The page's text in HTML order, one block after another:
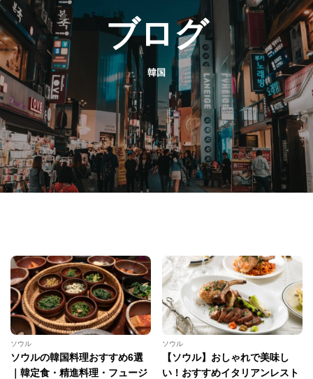
ブログ
韓国
ソウル
ソウルの韓国料理おすすめ6選
｜韓定食・精進料理・フュージ
ソウル
【ソウル】おしゃれで美味し
い！おすすめイタリアンレスト